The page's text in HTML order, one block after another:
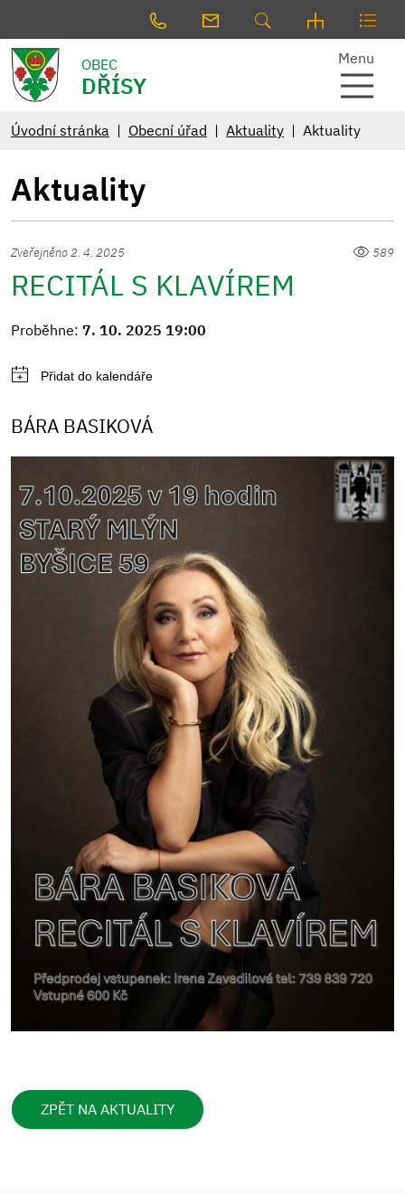
OBEC
DŘÍSY
Menu
Úvodní stránka Obecní úřad Aktuality Aktuality
Aktuality
Zveřejněno 2. 4. 2025 589
RECITÁL S KLAVÍREM
Proběhne: 7. 10. 2025 19:00
BÁRA BASIKOVÁ
ZPĚT NA AKTUALITY